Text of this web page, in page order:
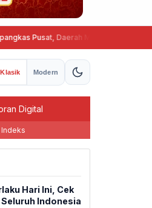
Pusat, Daerah Minta Skema Belanja
Klasik Modern
Digital
Indeks
Hari Ini, Cek
Indonesia